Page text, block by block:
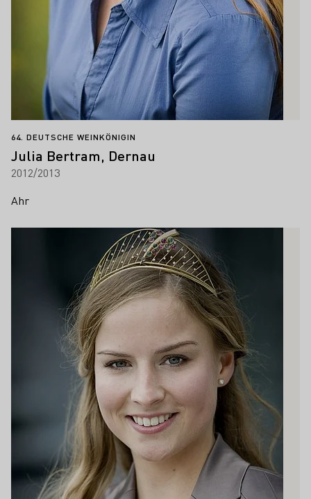
64. DEUTSCHE WEINKÖNIGIN
Julia Bertram, Dernau
2012/2013
Ahr